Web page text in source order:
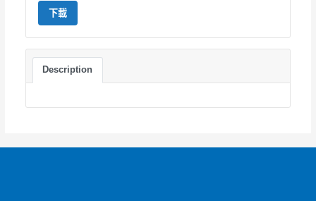
下載
Description